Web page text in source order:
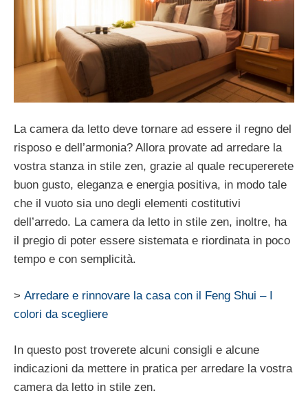
La camera da letto deve tornare ad essere il regno del
risposo e dell’armonia? Allora provate ad arredare la
vostra stanza in stile zen, grazie al quale recupererete
buon gusto, eleganza e energia positiva, in modo tale
che il vuoto sia uno degli elementi costitutivi
dell’arredo. La camera da letto in stile zen, inoltre, ha
il pregio di poter essere sistemata e riordinata in poco
tempo e con semplicità.
> Arredare e rinnovare la casa con il Feng Shui – I
colori da scegliere
In questo post troverete alcuni consigli e alcune
indicazioni da mettere in pratica per arredare la vostra
camera da letto in stile zen.